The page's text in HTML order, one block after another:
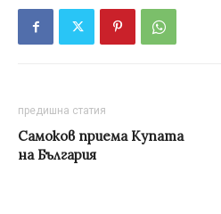
предишна статия
Самоков приема Купата
на България